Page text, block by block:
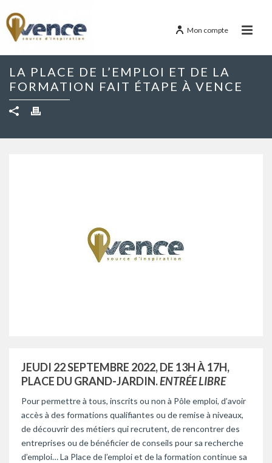
Mon compte
LA PLACE DE L’EMPLOI ET DE LA
FORMATION FAIT ÉTAPE À VENCE
JEUDI 22 SEPTEMBRE 2022, DE 13H À 17H,
PLACE DU GRAND-JARDIN.ENTRÉE LIBRE
Pour permettre à tous, inscrits ou non à Pôle emploi, d’avoir
accès à des formations qualifiantes ou de remise à niveaux,
de découvrir des métiers qui recrutent, de rencontrer des
entreprises ou de bénéficier de conseils pour sa recherche
d’emploi… La Place de l’emploi et de la formation continue sa